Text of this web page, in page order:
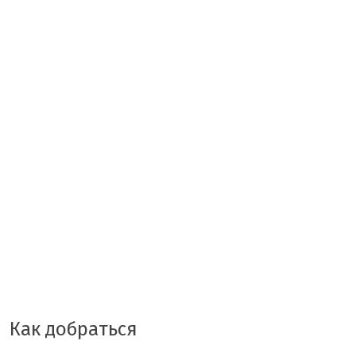
Как добраться